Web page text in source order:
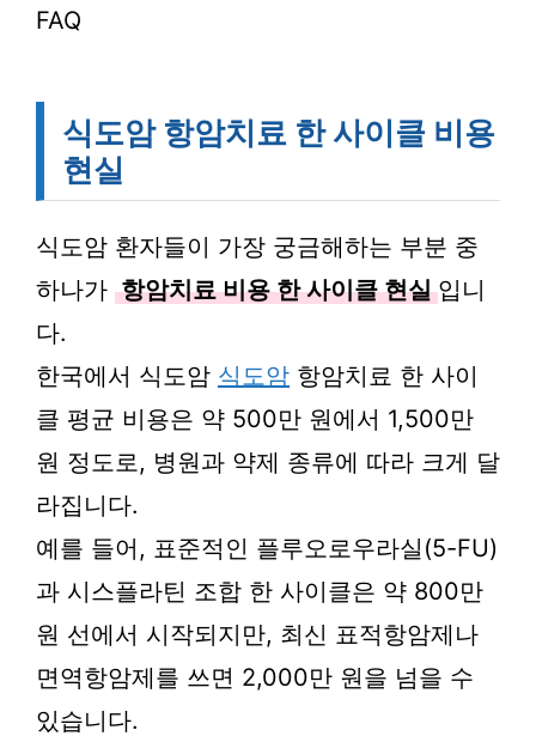
FAQ
식도암 항암치료 한 사이클 비용
현실
식도암 환자들이 가장 궁금해하는 부분 중
하나가 항암치료 비용 한 사이클 현실 입니
다.
한국에서 식도암 식도암 항암치료 한 사이
클 평균 비용은 약 500만 원에서 1,500만
원 정도로, 병원과 약제 종류에 따라 크게 달
라집니다.
예를 들어, 표준적인 플루오로우라실(5-FU)
과 시스플라틴 조합 한 사이클은 약 800만
원 선에서 시작되지만, 최신 표적항암제나
면역항암제를 쓰면 2,000만 원을 넘을 수
있습니다.